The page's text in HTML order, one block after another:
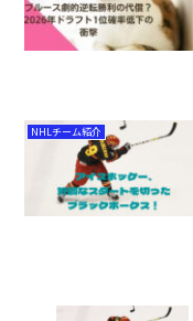
NHLチーム紹介